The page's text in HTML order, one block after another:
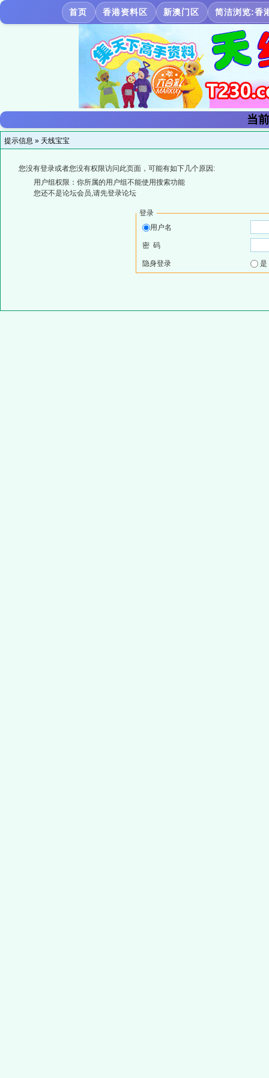
首页 香港资料区 新澳门区 简洁浏览:香
当
提示信息 » 天线宝宝
您没有登录或者您没有权限访问此页面，可能有如下几个原因:
用户组权限：你所属的用户组不能使用搜索功能
您还不是论坛会员,请先登录论坛
登录
用户名
密 码
隐身登录